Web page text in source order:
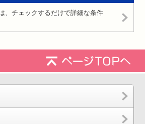
、チェックするだけで詳細な条件